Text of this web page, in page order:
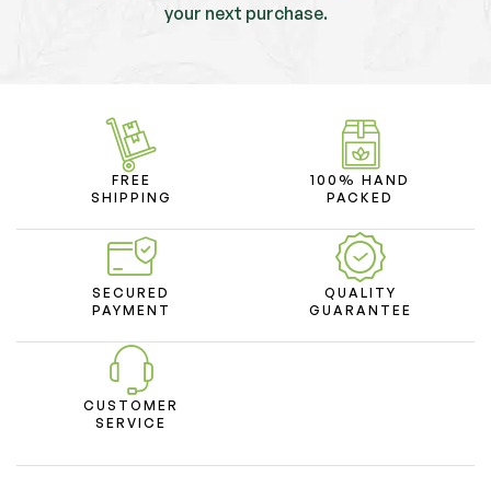
your next purchase.
FREE
SHIPPING
100% HAND
PACKED
SECURED
PAYMENT
QUALITY
GUARANTEE
CUSTOMER
SERVICE